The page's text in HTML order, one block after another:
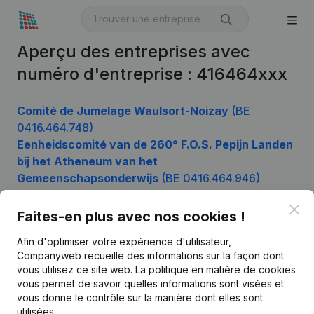
Aperçu des entreprises avec
numéro d'entreprise : 416464xxx
Comité de Jumelage Waulsort-Noizay (BE
0416.464.748)
Eenheidscomité van de 260° F.O.S. Pepijn Landen
bij het Atheneum van het
Gemeenschapsonderwijs (BE 0416.464.946)
Faites-en plus avec nos cookies !
Afin d'optimiser votre expérience d'utilisateur,
Companyweb recueille des informations sur la façon dont
vous utilisez ce site web. La politique en matière de cookies
vous permet de savoir quelles informations sont visées et
vous donne le contrôle sur la manière dont elles sont
utilisées.
Français
Informations d’entreprise
Monitoring